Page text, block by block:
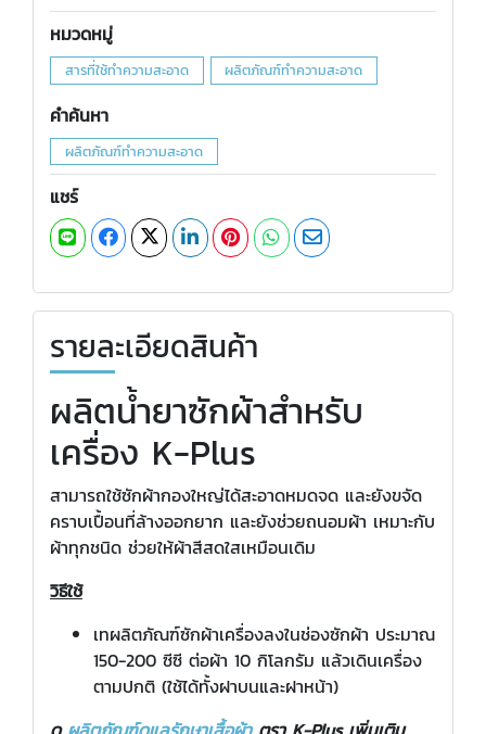
หมวดหมู่
สารที่ใช้ทำความสะอาด ผลิตภัณฑ์ทำความสะอาด
คำค้นหา
ผลิตภัณฑ์ทำความสะอาด
แชร์
รายละเอียดสินค้า
ผลิตน้ำยาซักผ้าสำหรับ
เครื่อง K-Plus
สามารถใช้ซักผ้ากองใหญ่ได้สะอาดหมดจด และยังขจัด
คราบเปื้อนที่ล้างออกยาก และยังช่วยถนอมผ้า เหมาะกับ
ผ้าทุกชนิด ช่วยให้ผ้าสีสดใสเหมือนเดิม
วิธีใช้
เทผลิตภัณฑ์ซักผ้าเครื่องลงในช่องซักผ้า ประมาณ
150-200 ซีซี ต่อผ้า 10 กิโลกรัม แล้วเดินเครื่อง
ตามปกติ (ใช้ได้ทั้งฝาบนและฝาหน้า)